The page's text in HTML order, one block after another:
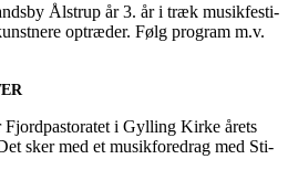
Ålstrup år 3. år i træk musik­festi­
optræ­der. Følg pro­gram m.v.
Fjord­pa­sto­ra­tet i Gyl­ling Kir­ke årets
sker med et musik­fored­rag med Sti­